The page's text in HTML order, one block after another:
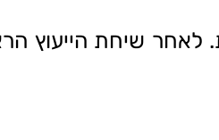
לאחר שיחת הייעוץ